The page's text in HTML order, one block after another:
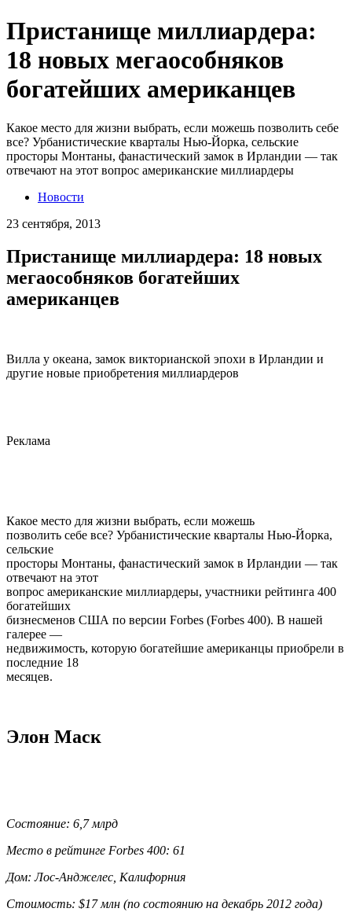
Пристанище миллиардера:
18 новых мегаособняков
богатейших американцев
Какое место для жизни выбрать, если можешь позволить себе
все? Урбанистические кварталы Нью-Йорка, cельские
просторы Монтаны, фанастический замок в Ирландии — так
отвечают на этот вопрос американские миллиардеры
Новости
23 сентября, 2013
Пристанище миллиардера: 18 новых
мегаособняков богатейших
американцев
Вилла у океана, замок викторианской эпохи в Ирландии и
другие новые приобретения миллиардеров
Реклама
Какое место для жизни выбрать, если можешь
позволить себе все? Урбанистические кварталы Нью-Йорка,
cельские
просторы Монтаны, фанастический замок в Ирландии — так
отвечают на этот
вопрос американские миллиардеры, участники рейтинга 400
богатейших
бизнесменов США по версии Forbes (Forbes 400). В нашей
галерее —
недвижимость, которую богатейшие американцы приобрели в
последние 18
месяцев.
Элон Маск
Состояние: 6,7 млрд
Место в рейтинге Forbes 400: 61
Дом: Лос-Анджелес, Калифорния
Стоимость: $17 млн (по состоянию на декабрь 2012 года)